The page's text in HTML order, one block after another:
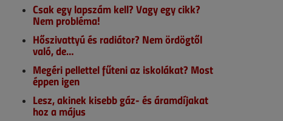
Csak egy lapszám kell? Vagy egy cikk?
Nem probléma!
Hőszivattyú és radiátor? Nem ördögtől
való, de…
Megéri pellettel fűteni az iskolákat? Most
éppen igen
Lesz, akinek kisebb gáz- és áramdíjakat
hoz a május